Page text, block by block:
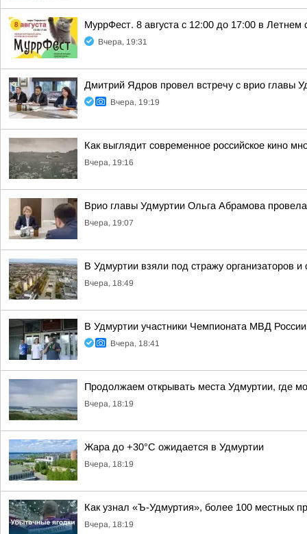
МуррФест. 8 августа с 12:00 до 17:00 в
Вчера, 19:31
Дмитрий Ядров провел встречу с врио главы
Вчера, 19:19
Как выглядит современное российское кино
Вчера, 19:16
Врио главы Удмуртии Ольга Абрамова
Вчера, 19:07
В Удмуртии взяли под стражу организаторов
Вчера, 18:49
В Удмуртии участники Чемпионата МВД
Вчера, 18:41
Продолжаем открывать места Удмуртии, где
Вчера, 18:19
Жара до +30°С ожидается в Удмуртии
Вчера, 18:19
Как узнал «Ъ-Удмуртия», более 100 местных
Вчера, 18:19